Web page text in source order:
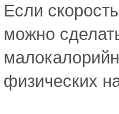
Если
можно
физических